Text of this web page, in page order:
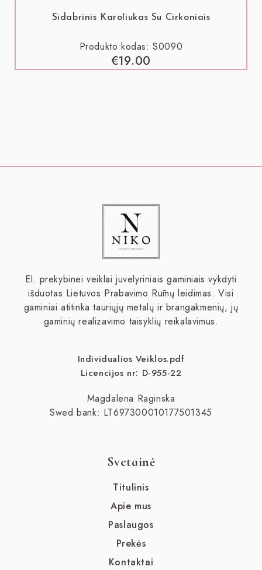
Sidabrinis Karoliukas Su Cirkoniais
Produkto kodas: S0090
€19.00
El. prekybinei veiklai juvelyriniais gaminiais vykdyti
išduotas Lietuvos Prabavimo Rūmų leidimas. Visi
gaminiai atitinka tauriųjų metalų ir brangakmenių, jų
gaminių realizavimo taisyklių reikalavimus.
Individualios Veiklos.pdf
Licencijos nr: D-955-22
Magdalena Raginska
Swed bank: LT697300010177501345
Svetainė
Titulinis
Apie mus
Paslaugos
Prekės
Kontaktai